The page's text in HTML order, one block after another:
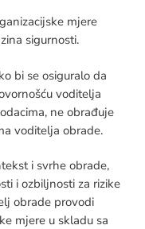
mjere
sigurnosti.
bi se osiguralo da
voditelja
ne obrađuje
voditelja obrade.
i svrhe obrade,
i ozbiljnosti za rizike
obrade provodi
mjere u skladu sa